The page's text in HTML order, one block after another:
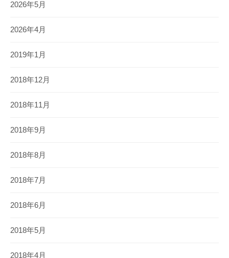
2026年5月
2026年4月
2019年1月
2018年12月
2018年11月
2018年9月
2018年8月
2018年7月
2018年6月
2018年5月
2018年4月